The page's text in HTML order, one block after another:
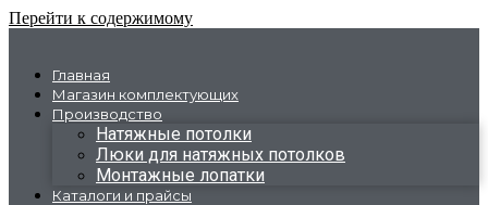
Перейти к содержимому
Главная
Магазин комплектующих
Производство
Натяжные потолки
Люки для натяжных потолков
Монтажные лопатки
Каталоги и прайсы